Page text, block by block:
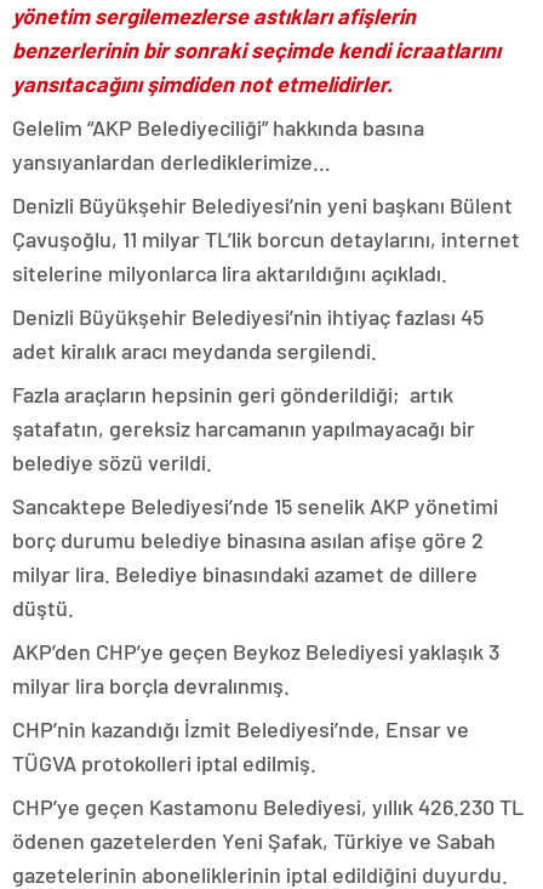
yönetim sergilemezlerse astıkları afişlerin
benzerlerinin bir sonraki seçimde kendi icraatlarını
yansıtacağını şimdiden not etmelidirler.
Gelelim “AKP Belediyeciliği” hakkında basına
yansıyanlardan derlediklerimize…
Denizli Büyükşehir Belediyesi’nin yeni başkanı Bülent
Çavuşoğlu, 11 milyar TL’lik borcun detaylarını, internet
sitelerine milyonlarca lira aktarıldığını açıkladı.
Denizli Büyükşehir Belediyesi’nin ihtiyaç fazlası 45
adet kiralık aracı meydanda sergilendi.
Fazla araçların hepsinin geri gönderildiği; artık
şatafatın, gereksiz harcamanın yapılmayacağı bir
belediye sözü verildi.
Sancaktepe Belediyesi’nde 15 senelik AKP yönetimi
borç durumu belediye binasına asılan afişe göre 2
milyar lira. Belediye binasındaki azamet de dillere
düştü.
AKP’den CHP’ye geçen Beykoz Belediyesi yaklaşık 3
milyar lira borçla devralınmış.
CHP’nin kazandığı İzmit Belediyesi’nde, Ensar ve
TÜGVA protokolleri iptal edilmiş.
CHP’ye geçen Kastamonu Belediyesi, yıllık 426.230 TL
ödenen gazetelerden Yeni Şafak, Türkiye ve Sabah
gazetelerinin aboneliklerinin iptal edildiğini duyurdu.